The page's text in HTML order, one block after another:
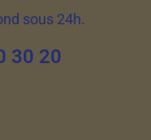
sous 24h.
30 20